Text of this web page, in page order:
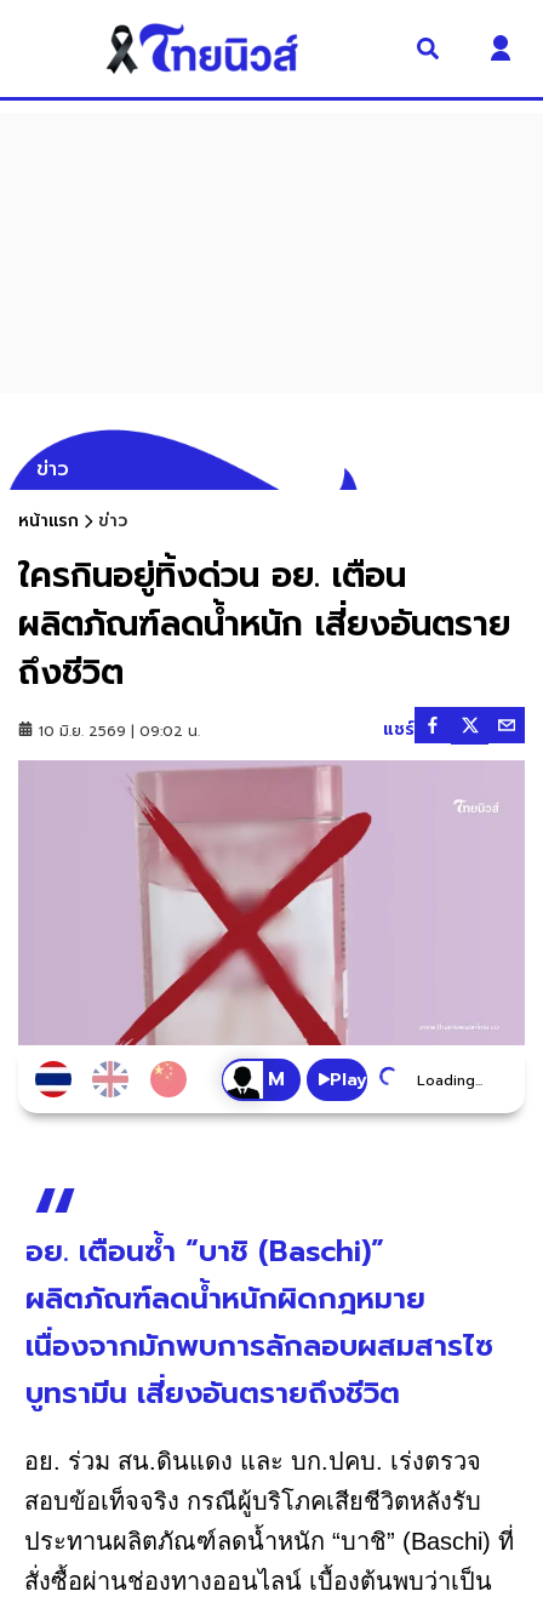
ข่าว
หน้าแรก ข่าว
ใครกินอยู่ทิ้งด่วน อย. เตือน
ผลิตภัณฑ์ลดน้ำหนัก เสี่ยงอันตราย
ถึงชีวิต
10 มิ.ย. 2569 | 09:02 น. แชร์
Play Loading...
อย. เตือนซ้ำ “บาชิ (Baschi)”
ผลิตภัณฑ์ลดน้ำหนักผิดกฎหมาย
เนื่องจากมักพบการลักลอบผสมสารไซ
บูทรามีน เสี่ยงอันตรายถึงชีวิต
อย. ร่วม สน.ดินแดง และ บก.ปคบ. เร่งตรวจ
สอบข้อเท็จจริง กรณีผู้บริโภคเสียชีวิตหลังรับ
ประทานผลิตภัณฑ์ลดน้ำหนัก “บาชิ” (Baschi) ที่
สั่งซื้อผ่านช่องทางออนไลน์ เบื้องต้นพบว่าเป็น